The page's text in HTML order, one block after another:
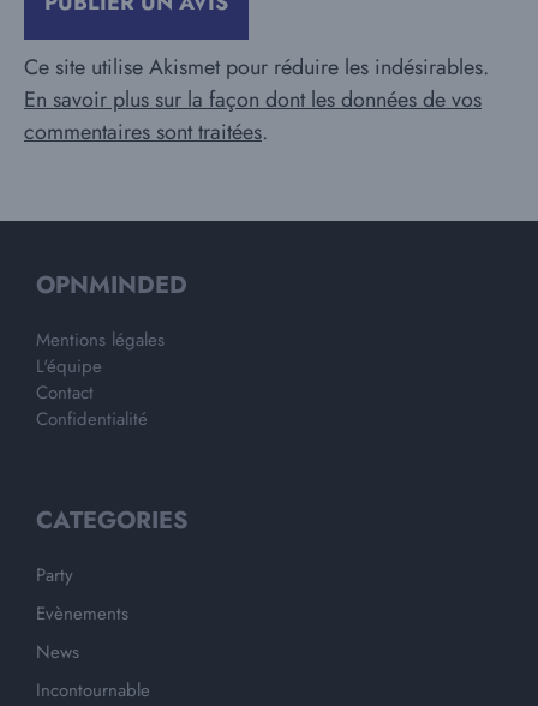
Ce site utilise Akismet pour réduire les indésirables.
En savoir plus sur la façon dont les données de vos
commentaires sont traitées.
OPNMINDED
Mentions légales
L'équipe
Contact
Confidentialité
CATEGORIES
Party
Evènements
News
Incontournable